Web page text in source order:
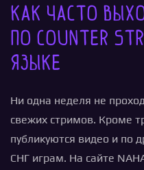
Как часто
по Counter
языке
Ни одна неделя не
свежих стримов. Кроме
публикуются видео и по
СНГ играм. На сайте